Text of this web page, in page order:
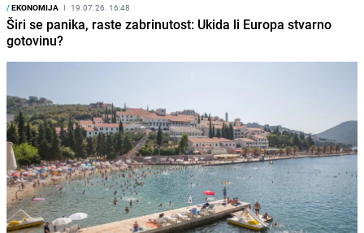
/EKONOMIJA I 19.07.26. 16:48
Širi se panika, raste zabrinutost: Ukida li Europa stvarno
gotovinu?